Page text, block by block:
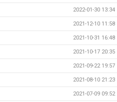
2022-01-30 13:34
2021-12-10 11:58
2021-10-31 16:48
2021-10-17 20:35
2021-09-22 19:57
2021-08-10 21:23
2021-07-09 09:52